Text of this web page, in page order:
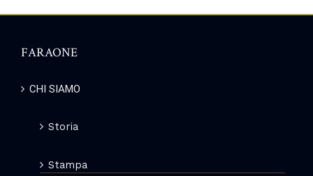
FARAONE
CHI SIAMO
Storia
Stampa